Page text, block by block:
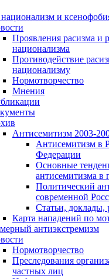
и
Проявления расизма и
национализма
Противодействие
национализму
Нормотворчество
Мнения
Антисемитизм 2003-
Антисемитизм в
Федерации
Основные
антисемитизма в
Политический
современной
Статьи, доклады,
Карта нападений по
антиэкстремизм
Нормотворчество
Преследования
частных лиц